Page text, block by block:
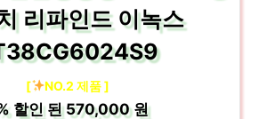
리파인드 이녹스
[ NO.2 제품 ]
할인 된570,000 원